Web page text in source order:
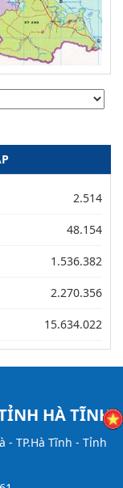
2.514
48.154
1.536.382
2.270.356
15.634.022
HÀ TĨNH
- TP.Hà Tĩnh - Tỉnh